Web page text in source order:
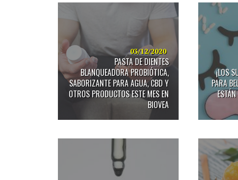
03/12/2020
PASTA DE DIENTES
BLANQUEADORA PROBIÓTICA,
SABORIZANTE PARA AGUA, CBD Y
OTROS PRODUCTOS ESTE MES EN
BIOVEA
¡LOS
PARA